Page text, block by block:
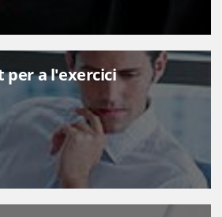
per a l'exercici